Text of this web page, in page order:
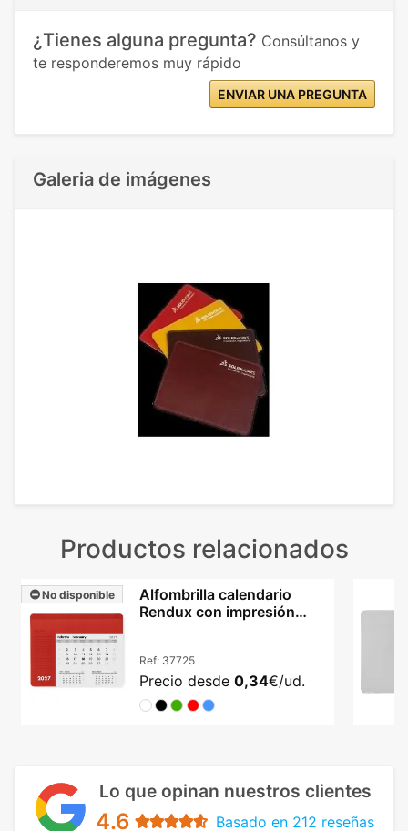
¿Tienes alguna pregunta? Consúltanos y
te responderemos muy rápido
ENVIAR UNA PREGUNTA
Galeria de imágenes
Productos relacionados
No disponible
Alfombrilla calendario
Rendux con impresión
Ref: 37725
Precio desde 0,34€/ud.
Lo que opinan nuestros clientes
4.6 Basado en 212 reseñas